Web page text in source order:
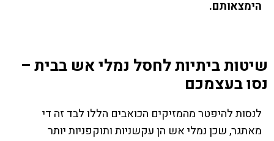
הימצאותם.
שיטות ביתיות לחסל נמלי אש בבית –
נסו בעצמכם
לנסות להיפטר מהמזיקים הכואבים הללו לבד זה די
מאתגר, שכן נמלי אש הן עקשניות ותוקפניות יותר